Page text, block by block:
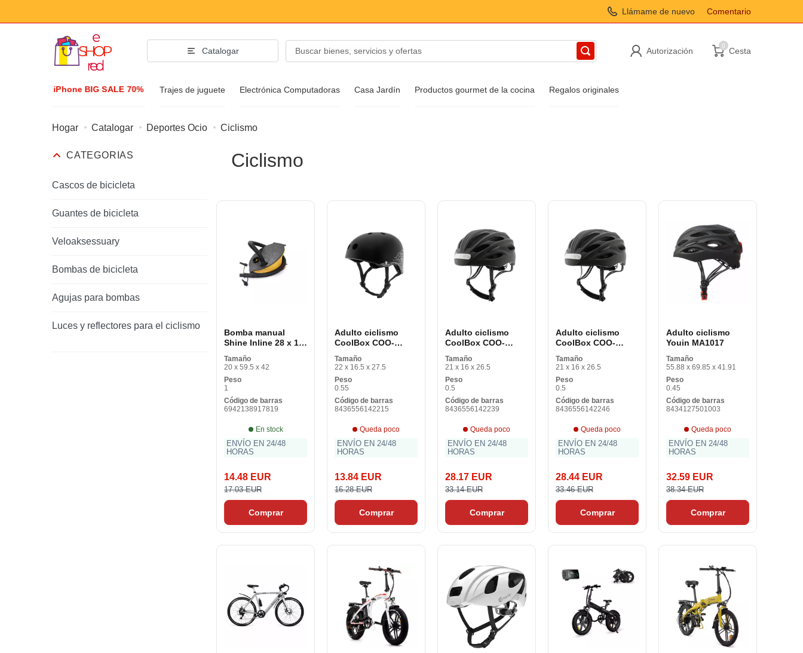
Llámame de nuevo Comentario
Catalogar Autorización
0
Cesta
iPhone BIG SALE 70% Trajes de juguete Electrónica Computadoras Casa Jardín Productos gourmet de la cocina Regalos originales
Accesorios de moda
Ropa y zapatos
Reloj de pulsera
Hogar Catalogar Deportes Ocio Ciclismo
CATEGORIAS
Cascos de bicicleta
Guantes de bicicleta
Veloaksessuary
Bombas de bicicleta
Agujas para bombas
Luces y reflectores para el ciclismo
Ciclismo
Bomba manual
Shine Inline 28 x 19
Tamaño
20 x 59.5 x 42
Peso
1
Código de barras
6942138917819
En stock
ENVÍO EN 24/48
HORAS
14.48 EUR
17.03 EUR
Comprar
Adulto ciclismo
CoolBox COO-
Tamaño
22 x 16.5 x 27.5
Peso
0.55
Código de barras
8436556142215
Queda poco
ENVÍO EN 24/48
HORAS
13.84 EUR
16.28 EUR
Comprar
Adulto ciclismo
CoolBox COO-
Tamaño
21 x 16 x 26.5
Peso
0.5
Código de barras
8436556142239
Queda poco
ENVÍO EN 24/48
HORAS
28.17 EUR
33.14 EUR
Comprar
Adulto ciclismo
CoolBox COO-
Tamaño
21 x 16 x 26.5
Peso
0.5
Código de barras
8436556142246
Queda poco
ENVÍO EN 24/48
HORAS
28.44 EUR
33.46 EUR
Comprar
Adulto ciclismo
Youin MA1017
Tamaño
55.88 x 69.85 x 41.91
Peso
0.45
Código de barras
8434127501003
Queda poco
ENVÍO EN 24/48
HORAS
32.59 EUR
38.34 EUR
Comprar